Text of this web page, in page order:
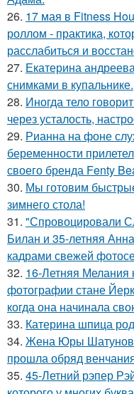
26. 17 мая в Fitness
роллом - практика,
расслабиться и
27. Екатерина
снимками в купальнике.
28. Иногда тело
через усталость,
29. Рианна на фоне
беременности
своего бренда Fenty
30. Мы готовим
зимнего стола!
31. "Спровоцировали
Билан и 35-летняя
кадрами свежей
32. 16-Летняя Мелания
фотографии стане
когда она начинала
33. Катерина шпица
34. Жена Юры
прошла обряд
35. 45-Летний рэпер